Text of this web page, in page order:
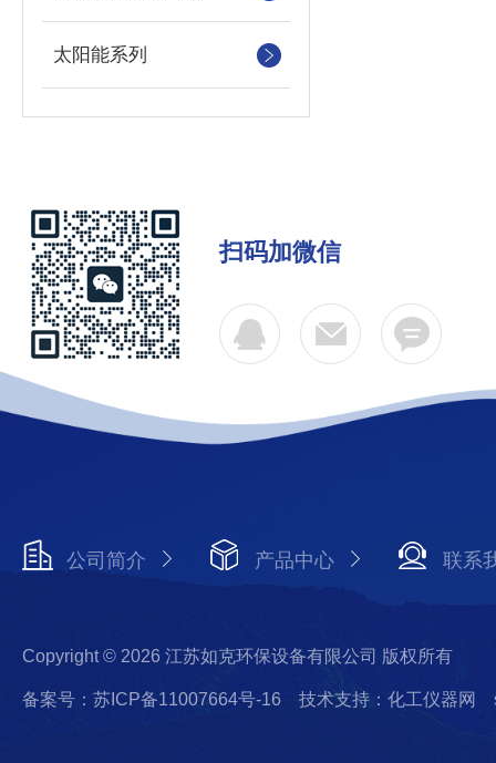
太阳能系列
扫码加微信
公司简介 产品中心 联系
Copyright © 2026 江苏如克环保设备有限公司 版权所有
备案号：苏ICP备11007664号-16 技术支持：化工仪器网